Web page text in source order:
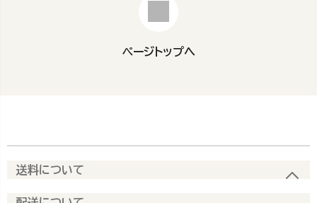
ページトップへ
送料について